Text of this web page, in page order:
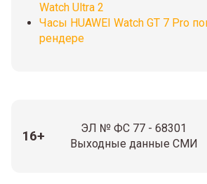
Watch Ultra 2
Часы HUAWEI Watch GT 7 Pro
рендере
16+
ЭЛ № ФС 77 - 68301
Выходные данные СМИ